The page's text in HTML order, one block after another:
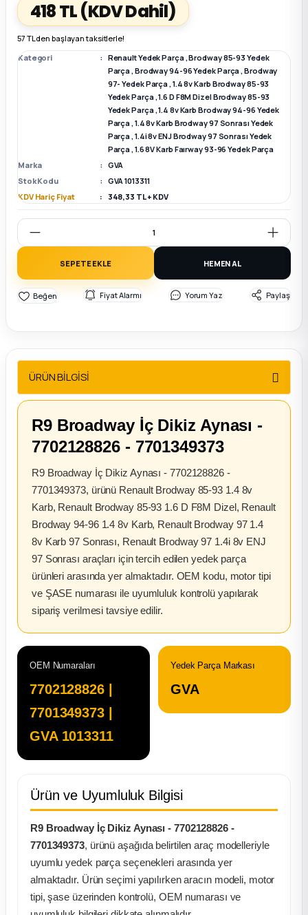
Parça
Parça
Sedan
Parça
Parça
Parça
Parça
Parça
418 TL(KDV Dahil)
57 TL den başlayan taksitlerle!
Kategori
Renault Yedek Parça,Brodway 85-93 Yedek
Parça,Brodway 94-96 Yedek Parça,Brodway
97- Yedek Parça,1.4 8v Karb Brodway 85-93
Yedek Parça,1.6 D F8M Dizel Brodway 85-93
Yedek Parça,1.4 8v Karb Brodway 94-96 Yedek
Parça,1.4 8v Karb Brodway 97 Sonrası Yedek
Parça,1.4i 8v ENJ Brodway 97 Sonrası Yedek
Parça,1.6 8V Karb Faırway 93-96 Yedek Parça
Marka
GVA
Stok Kodu
GVA 1013311
KDV Hariç Fiyat
348,33 TL + KDV
SEPETE EKLE HEMEN AL
Fiyat Alarmı Yorum Yaz Paylaş
ÜRÜN BİLGİSİ
R9 Broadway İç Dikiz Aynası -
7702128826 - 7701349373
R9 Broadway İç Dikiz Aynası - 7702128826 -
7701349373, ürünü Renault Brodway 85-93 1.4 8v
Karb, Renault Brodway 85-93 1.6 D F8M Dizel, Renault
Brodway 94-96 1.4 8v Karb, Renault Brodway 97 1.4
8v Karb 97 Sonrası, Renault Brodway 97 1.4i 8v ENJ
97 Sonrası araçları için tercih edilen yedek parça
ürünleri arasında yer almaktadır. OEM kodu, motor tipi
ve ŞASE numarası ile uyumluluk kontrolü yapılarak
sipariş verilmesi tavsiye edilir.
OEM Numaraları
7702128826 |
7701349373 |
GVA 1013311
Yedek Parça Markası
GVA
Ürün ve Uyumluluk Bilgisi
R9 Broadway İç Dikiz Aynası - 7702128826 -
7701349373, ürünü aşağıda belirtilen araç modelleriyle
uyumlu yedek parça seçenekleri arasında yer
almaktadır. Ürün seçimi yapılırken aracın modeli, motor
tipi, şase üzerinden kontrolü, OEM numarası ve